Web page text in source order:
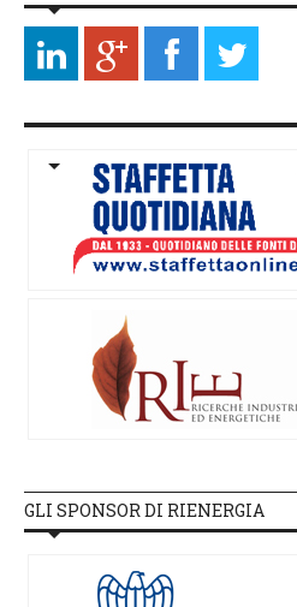
GLI SPONSOR DI RIENERGIA